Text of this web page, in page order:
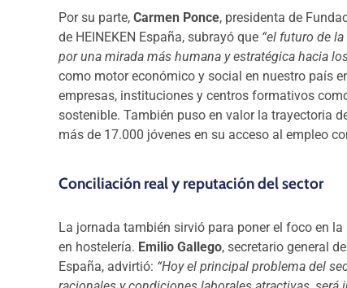
Por su parte, Carmen Ponce, presidenta de
de HEINEKEN España, subrayó que “el futuro de
por una mirada más humana y estratégica hacia
como motor económico y social en nuestro país
empresas, instituciones y centros formativos
sostenible. También puso en valor la trayectoria
más de 17.000 jóvenes en su acceso al empleo
Conciliación real y reputación del sector
La jornada también sirvió para poner el foco en
en hostelería. Emilio Gallego, secretario general
España, advirtió: “Hoy el principal problema del